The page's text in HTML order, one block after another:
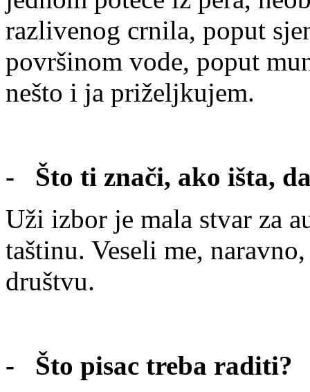
razlivenog crnila, poput
površinom vode, poput
nešto i ja priželjkujem.
- Što ti znači, ako išta,
Uži izbor je mala stvar za
taštinu. Veseli me,
društvu.
- Što pisac treba raditi?